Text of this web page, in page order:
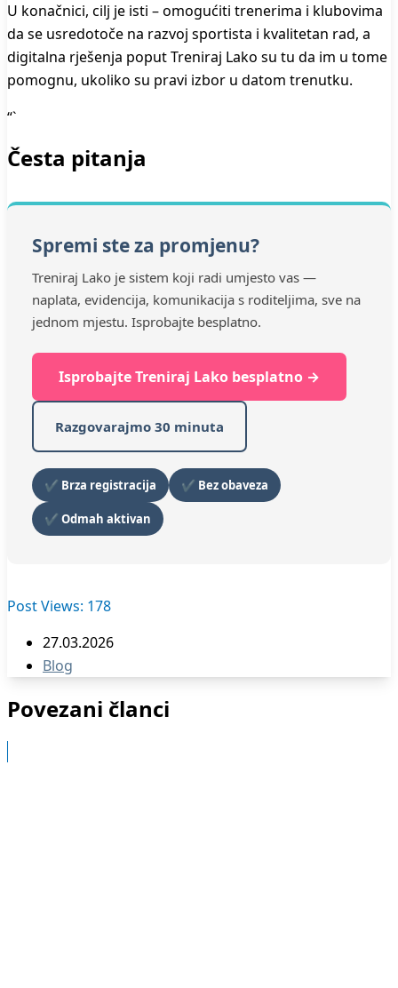
U konačnici, cilj je isti – omogućiti trenerima i klubovima
da se usredotoče na razvoj sportista i kvalitetan rad, a
digitalna rješenja poput Treniraj Lako su tu da im u tome
pomognu, ukoliko su pravi izbor u datom trenutku.
“`
Česta pitanja
Spremi ste za promjenu?
Treniraj Lako je sistem koji radi umjesto vas —
naplata, evidencija, komunikacija s roditeljima, sve na
jednom mjestu. Isprobajte besplatno.
Isprobajte Treniraj Lako besplatno →
Razgovarajmo 30 minuta
✔ Brza registracija ✔ Bez obaveza
✔ Odmah aktivan
Post Views: 178
27.03.2026
Blog
Povezani članci